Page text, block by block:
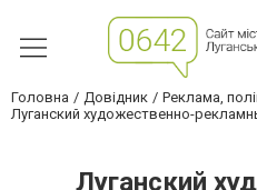
Головна Довідник Реклама,
Луганский художественно-
Луганский